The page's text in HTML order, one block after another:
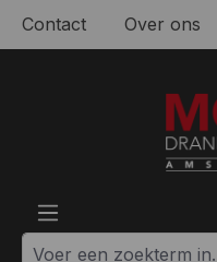
Ga naar de hoofdinhoud
Contact Over ons